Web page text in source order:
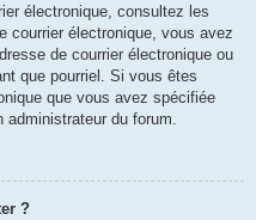
électronique, consultez les
courrier électronique, vous avez
de courrier électronique ou
que pourriel. Si vous êtes
que vous avez spécifiée
du forum.
?